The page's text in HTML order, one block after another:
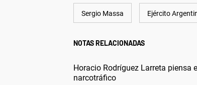
Sergio Massa Ejército
NOTAS RELACIONADAS
Horacio Rodríguez Larreta piensa
narcotráfico